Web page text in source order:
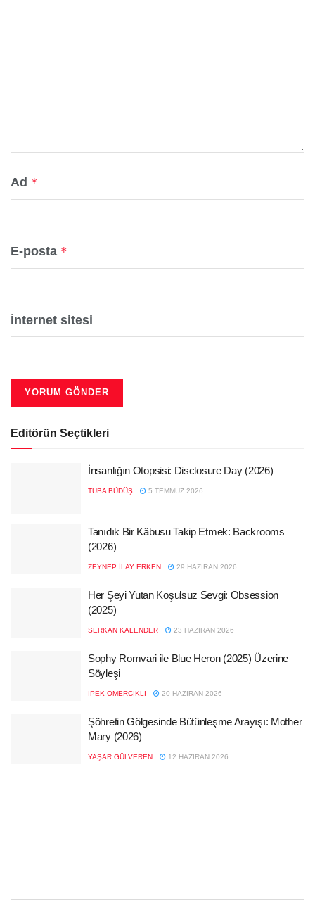
Ad *
E-posta *
İnternet sitesi
Editörün Seçtikleri
İnsanlığın Otopsisi: Disclosure Day (2026)
TUBA BÜDÜŞ 5 TEMMUZ 2026
Tanıdık Bir Kâbusu Takip Etmek: Backrooms
(2026)
ZEYNEP İLAY ERKEN 29 HAZIRAN 2026
Her Şeyi Yutan Koşulsuz Sevgi: Obsession
(2025)
SERKAN KALENDER 23 HAZIRAN 2026
Sophy Romvari ile Blue Heron (2025) Üzerine
Söyleşi
İPEK ÖMERCIKLI 20 HAZIRAN 2026
Şöhretin Gölgesinde Bütünleşme Arayışı: Mother
Mary (2026)
YAŞAR GÜLVEREN 12 HAZIRAN 2026